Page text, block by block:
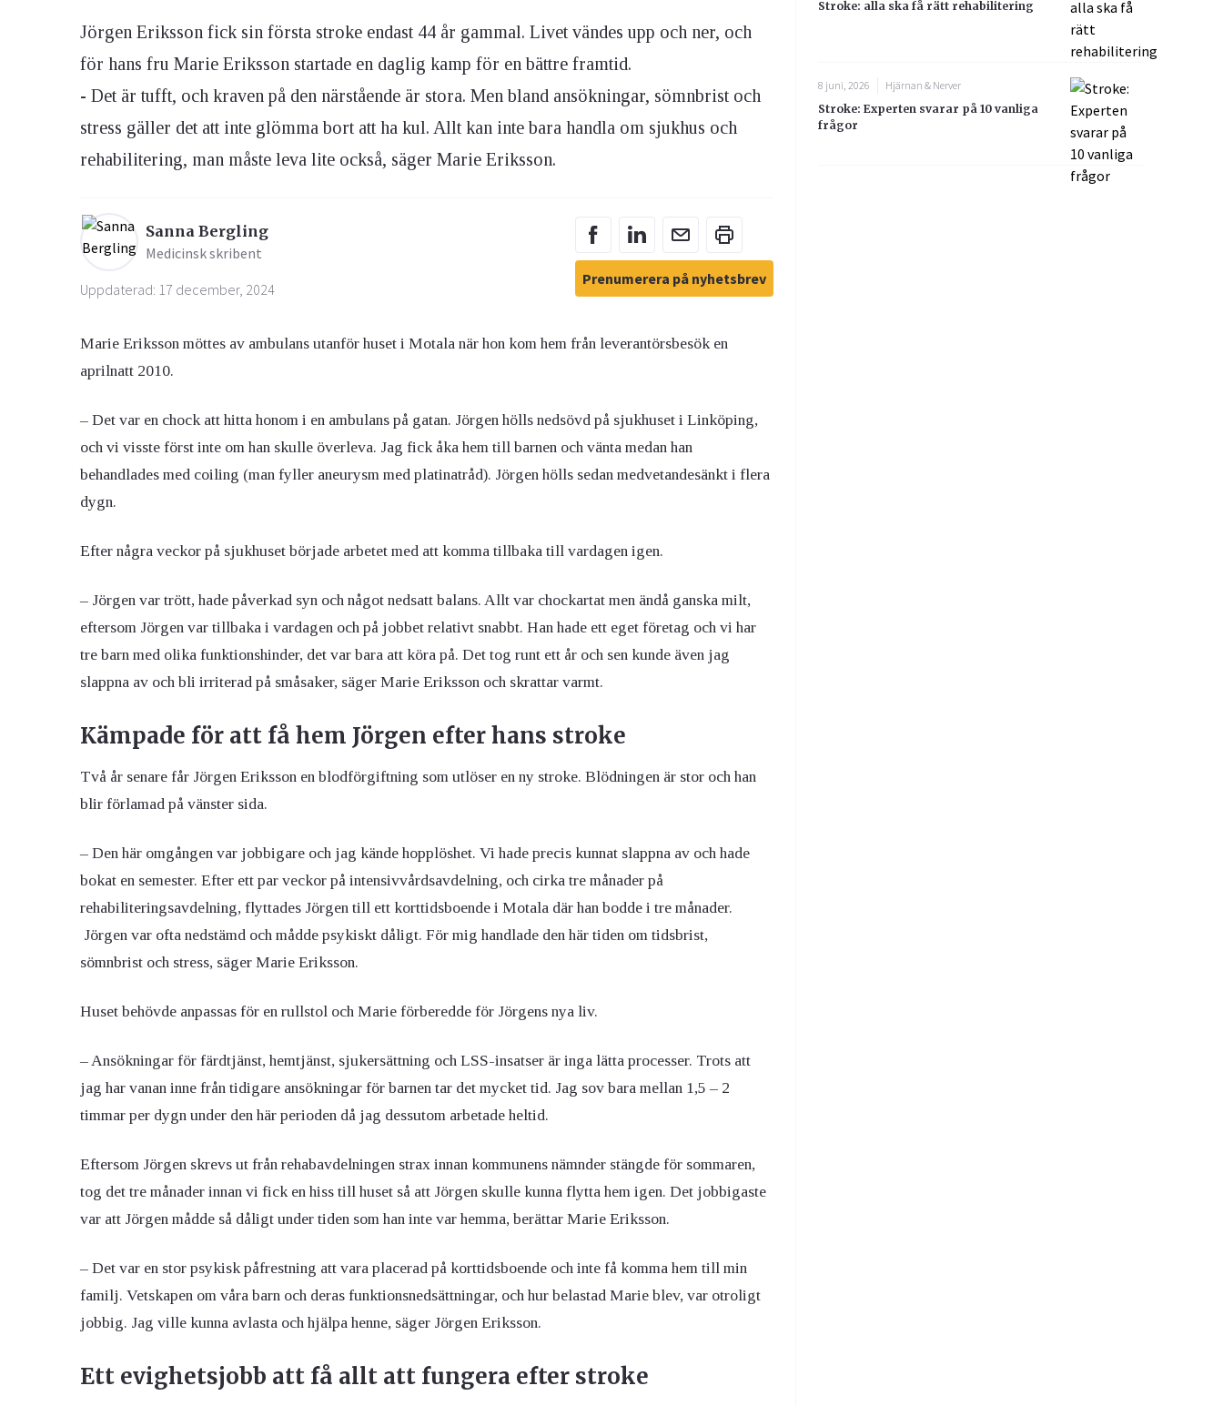
Ögon & Öron
Jörgen Eriksson fick sin första stroke endast 44 år gammal. Livet vändes upp och ner, och
för hans fru Marie Eriksson startade en daglig kamp för en bättre framtid.
- Det är tufft, och kraven på den närstående är stora. Men bland ansökningar, sömnbrist och
stress gäller det att inte glömma bort att ha kul. Allt kan inte bara handla om sjukhus och
rehabilitering, man måste leva lite också, säger Marie Eriksson.
Sanna Bergling
Medicinsk skribent
Uppdaterad: 17 december, 2024
Prenumerera på nyhetsbrev
Marie Eriksson möttes av ambulans utanför huset i Motala när hon kom hem från leverantörsbesök en
aprilnatt 2010.
– Det var en chock att hitta honom i en ambulans på gatan. Jörgen hölls nedsövd på sjukhuset i Linköping,
och vi visste först inte om han skulle överleva. Jag fick åka hem till barnen och vänta medan han
behandlades med coiling (man fyller aneurysm med platinatråd). Jörgen hölls sedan medvetandesänkt i flera
dygn.
Efter några veckor på sjukhuset började arbetet med att komma tillbaka till vardagen igen.
– Jörgen var trött, hade påverkad syn och något nedsatt balans. Allt var chockartat men ändå ganska milt,
eftersom Jörgen var tillbaka i vardagen och på jobbet relativt snabbt. Han hade ett eget företag och vi har
tre barn med olika funktionshinder, det var bara att köra på. Det tog runt ett år och sen kunde även jag
slappna av och bli irriterad på småsaker, säger Marie Eriksson och skrattar varmt.
Kämpade för att få hem Jörgen efter hans stroke
Två år senare får Jörgen Eriksson en blodförgiftning som utlöser en ny stroke. Blödningen är stor och han
blir förlamad på vänster sida.
– Den här omgången var jobbigare och jag kände hopplöshet. Vi hade precis kunnat slappna av och hade
bokat en semester. Efter ett par veckor på intensivvårdsavdelning, och cirka tre månader på
rehabiliteringsavdelning, flyttades Jörgen till ett korttidsboende i Motala där han bodde i tre månader.
Jörgen var ofta nedstämd och mådde psykiskt dåligt. För mig handlade den här tiden om tidsbrist,
sömnbrist och stress, säger Marie Eriksson.
Huset behövde anpassas för en rullstol och Marie förberedde för Jörgens nya liv.
– Ansökningar för färdtjänst, hemtjänst, sjukersättning och LSS-insatser är inga lätta processer. Trots att
jag har vanan inne från tidigare ansökningar för barnen tar det mycket tid. Jag sov bara mellan 1,5 – 2
timmar per dygn under den här perioden då jag dessutom arbetade heltid.
Eftersom Jörgen skrevs ut från rehabavdelningen strax innan kommunens nämnder stängde för sommaren,
tog det tre månader innan vi fick en hiss till huset så att Jörgen skulle kunna flytta hem igen. Det jobbigaste
var att Jörgen mådde så dåligt under tiden som han inte var hemma, berättar Marie Eriksson.
– Det var en stor psykisk påfrestning att vara placerad på korttidsboende och inte få komma hem till min
familj. Vetskapen om våra barn och deras funktionsnedsättningar, och hur belastad Marie blev, var otroligt
jobbig. Jag ville kunna avlasta och hjälpa henne, säger Jörgen Eriksson.
Ett evighetsjobb att få allt att fungera efter stroke
Stroke: alla ska få rätt rehabilitering
8 juni, 2026
Hjärnan & Nerver
Stroke: Experten svarar på 10 vanliga
frågor